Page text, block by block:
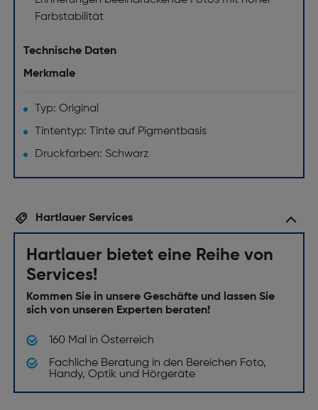
Farbstabilität
Technische Daten
Merkmale
Typ: Original
Tintentyp: Tinte auf Pigmentbasis
Druckfarben: Schwarz
Hartlauer Services
Hartlauer bietet eine Reihe von
Services!
Kommen Sie in unsere Geschäfte und lassen Sie
sich von unseren Experten beraten!
160 Mal in Österreich
Fachliche Beratung in den Bereichen Foto,
Handy, Optik und Hörgeräte